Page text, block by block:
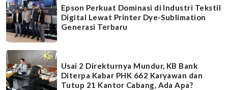
Epson Perkuat Dominasi di Industri Tekstil
Digital Lewat Printer Dye-Sublimation
Generasi Terbaru
Usai 2 Direkturnya Mundur, KB Bank
Diterpa Kabar PHK 662 Karyawan dan
Tutup 21 Kantor Cabang, Ada Apa?